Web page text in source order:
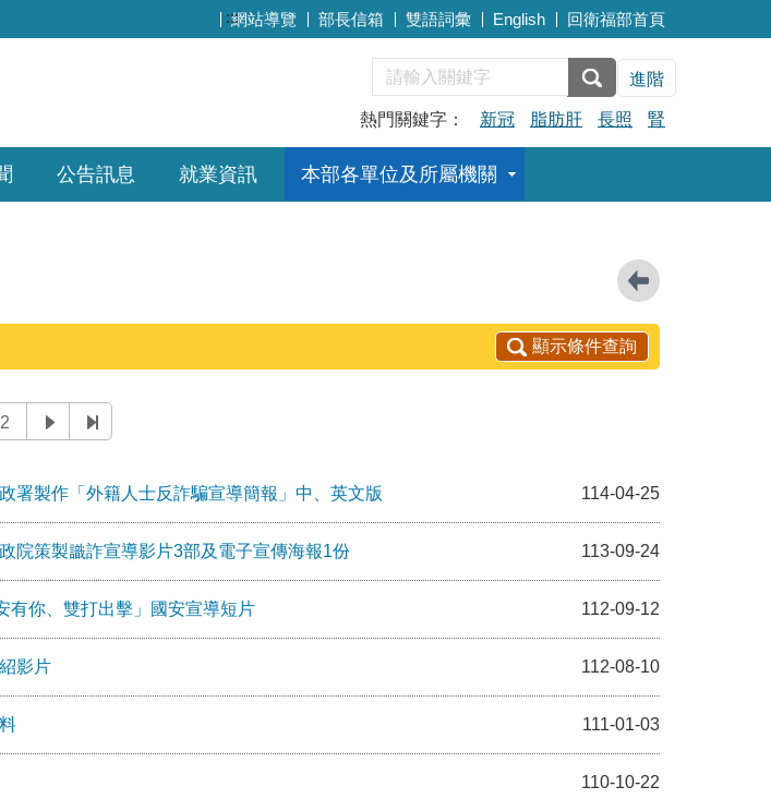
:::網站導覽 部長信箱 雙語詞彙 English 回衛福部首頁
進階
熱門關鍵字： 新冠 脂肪肝 長照 腎
公告訊息 就業資訊 本部各單位及所屬機關
顯示條件查詢
2
署製作「外籍人士反詐騙宣導簡報」中、英文版 114-04-25
院策製識詐宣導影片3部及電子宣傳海報1份 113-09-24
有你、雙打出擊」國安宣導短片 112-09-12
影片 112-08-10
111-01-03
110-10-22